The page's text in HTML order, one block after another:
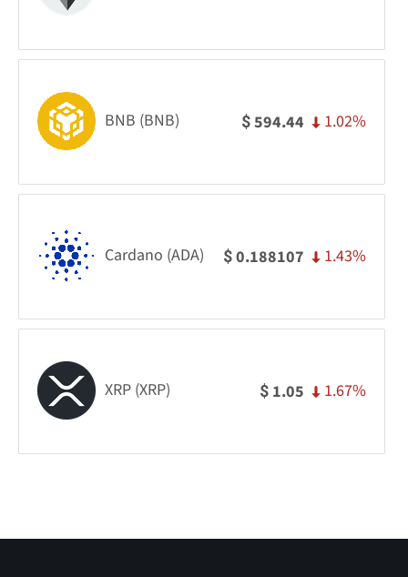
BNB (BNB) $594.44 1.02%
Cardano (ADA) $0.188107 1.43%
XRP (XRP) $ 1.05 1.67%